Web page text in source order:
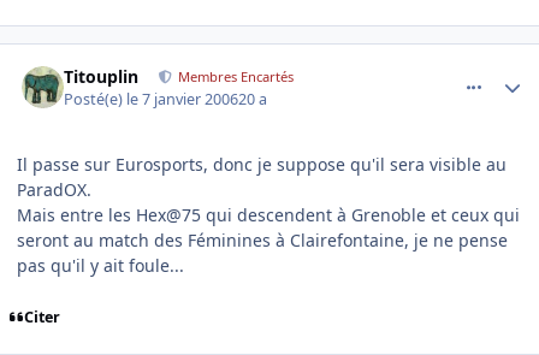
Titouplin Membres Encartés
Posté(e) le 7 janvier 200620 a
Il passe sur Eurosports, donc je suppose qu'il sera visible au
ParadOX.
Mais entre les Hex@75 qui descendent à Grenoble et ceux qui
seront au match des Féminines à Clairefontaine, je ne pense
pas qu'il y ait foule...
Citer